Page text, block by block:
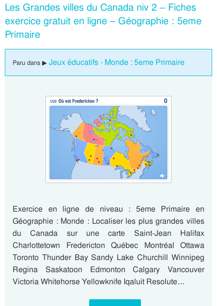
Les Grandes villes du Canada niv 2 – Fiches
exercice gratuit en ligne – Géographie : 5eme
Primaire
Paru dans ▶ Jeux éducatifs - Monde : 5eme Primaire
Exercice en ligne de niveau : 5eme Primaire en
Géographie : Monde : Localiser les plus grandes villes
du Canada sur une carte Saint-Jean Halifax
Charlottetown Fredericton Québec Montréal Ottawa
Toronto Thunder Bay Sandy Lake Churchill Winnipeg
Regina Saskatoon Edmonton Calgary Vancouver
Victoria Whitehorse Yellowknife Iqaluit Resolute…